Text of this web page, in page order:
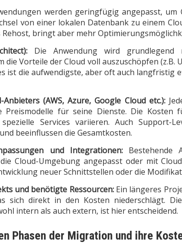
werden geringfügig angepasst, um
von einer lokalen Datenbank zu einem
bringt aber mehr
Die Anwendung wird
die Vorteile der Cloud voll auszuschöpfen (z.B.
ist die aufwendigste, aber oft auch langfristig
Anbieters (AWS, Azure, Google Cloud etc.):
Preismodelle für seine Dienste. Die Kosten
Services variieren. Auch Support-
beeinflussen die Gesamtkosten.
und Integrationen:Bestehende
Cloud-Umgebung angepasst oder mit
neuer Schnittstellen oder die
und benötigte Ressourcen:Ein längeres
sich direkt in den Kosten niederschlägt.
intern als auch extern, ist hier entscheidend.
Phasen der Migration und ihre